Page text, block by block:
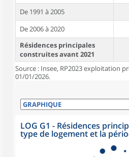
De 1991 à 2005
De 2006 à 2020
Résidences principales
construites avant 2021
Source : Insee, RP2023 exploitation
01/01/2026.
LOG G1 - Résidences
type de logement et la